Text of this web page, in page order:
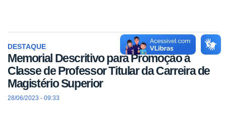
DESTAQUE
Memorial Descritivo para Promoção à
Classe de Professor Titular da Carreira de
Magistério Superior
28/06/2023 - 09:33